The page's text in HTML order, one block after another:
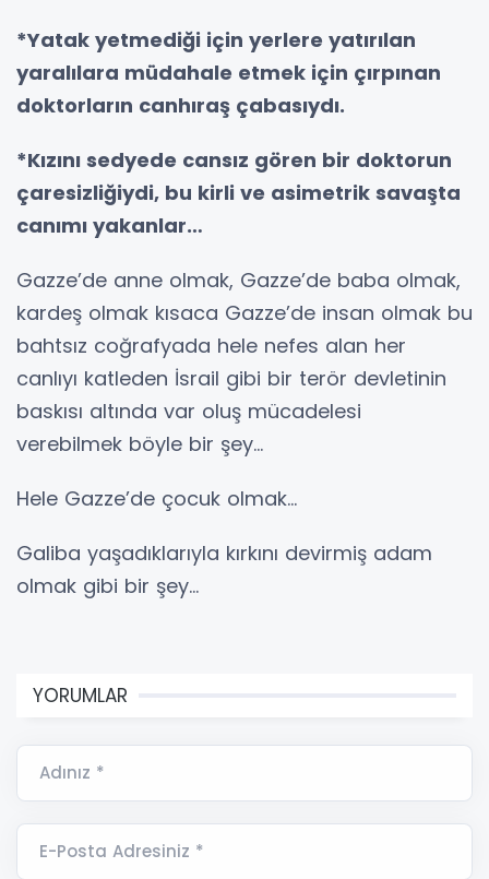
*Yatak yetmediği için yerlere yatırılan
yaralılara müdahale etmek için çırpınan
doktorların canhıraş çabasıydı.
*Kızını sedyede cansız gören bir doktorun
çaresizliğiydi, bu kirli ve asimetrik savaşta
canımı yakanlar…
Gazze’de anne olmak, Gazze’de baba olmak,
kardeş olmak kısaca Gazze’de insan olmak bu
bahtsız coğrafyada hele nefes alan her
canlıyı katleden İsrail gibi bir terör devletinin
baskısı altında var oluş mücadelesi
verebilmek böyle bir şey…
Hele Gazze’de çocuk olmak…
Galiba yaşadıklarıyla kırkını devirmiş adam
olmak gibi bir şey…
YORUMLAR
Adınız *
E-Posta Adresiniz *